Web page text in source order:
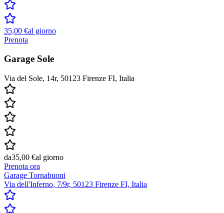
35,00 €al giorno
Prenota
Garage Sole
Via del Sole, 14r, 50123 Firenze FI, Italia
da35,00 €al giorno
Prenota ora
Garage Tornabuoni
Via dell'Inferno, 7/9r, 50123 Firenze FI, Italia